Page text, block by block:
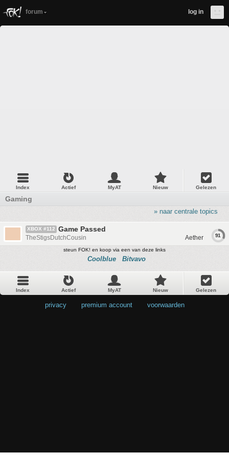
forum log in
Index Actief MyAT Nieuw Gelezen
Gaming
» naar centrale topics
XBOX #112 Game Passed
TheStigsDutchCousin Aether 91
steun FOK! en koop via een van deze links
Coolblue Bitvavo
Index Actief MyAT Nieuw Gelezen
privacy premium account voorwaarden